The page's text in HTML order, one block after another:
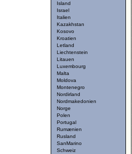
Island
Israel
Italien
Kazakhstan
Kosovo
Kroatien
Letland
Liechtenstein
Litauen
Luxembourg
Malta
Moldova
Montenegro
Nordirland
Nordmakedonien
Norge
Polen
Portugal
Rumænien
Rusland
SanMarino
Schweiz